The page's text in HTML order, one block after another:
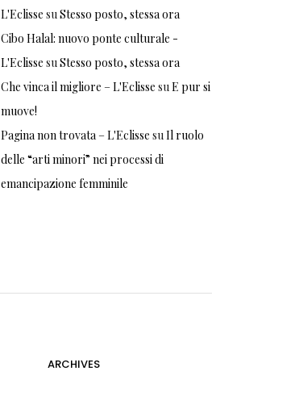
L'Eclisse suStesso posto, stessa ora
Cibo Halal: nuovo ponte culturale -
L'Eclisse suStesso posto, stessa ora
Che vinca il migliore – L'Eclisse suE pur si
muove!
Pagina non trovata – L'Eclisse suIl ruolo
delle “arti minori” nei processi di
emancipazione femminile
ARCHIVES